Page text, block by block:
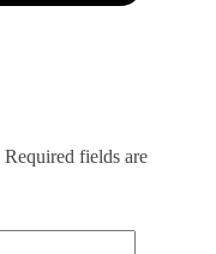
Required fields are